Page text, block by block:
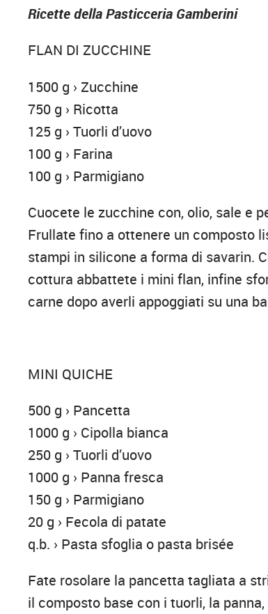
Ricette della Pasticceria Gamberini
FLAN DI ZUCCHINE
1500 g › Zucchine
750 g › Ricotta
125 g › Tuorli d’uovo
100 g › Farina
100 g › Parmigiano
Cuocete le zucchine con, olio, sale e
Frullate fino a ottenere un composto
stampi in silicone a forma di savarin.
cottura abbattete i mini flan, infine
carne dopo averli appoggiati su una
MINI QUICHE
500 g › Pancetta
1000 g › Cipolla bianca
250 g › Tuorli d’uovo
1000 g › Panna fresca
150 g › Parmigiano
20 g › Fecola di patate
q.b. › Pasta sfoglia o pasta brisée
Fate rosolare la pancetta tagliata a
il composto base con i tuorli, la